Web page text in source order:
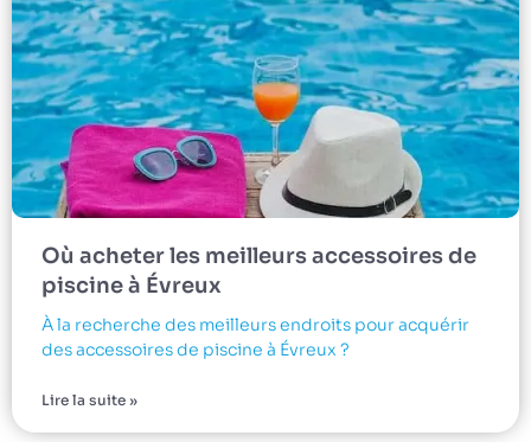
Où acheter les meilleurs accessoires de
piscine à Évreux
À la recherche des meilleurs endroits pour acquérir
des accessoires de piscine à Évreux ?
Lire la suite »